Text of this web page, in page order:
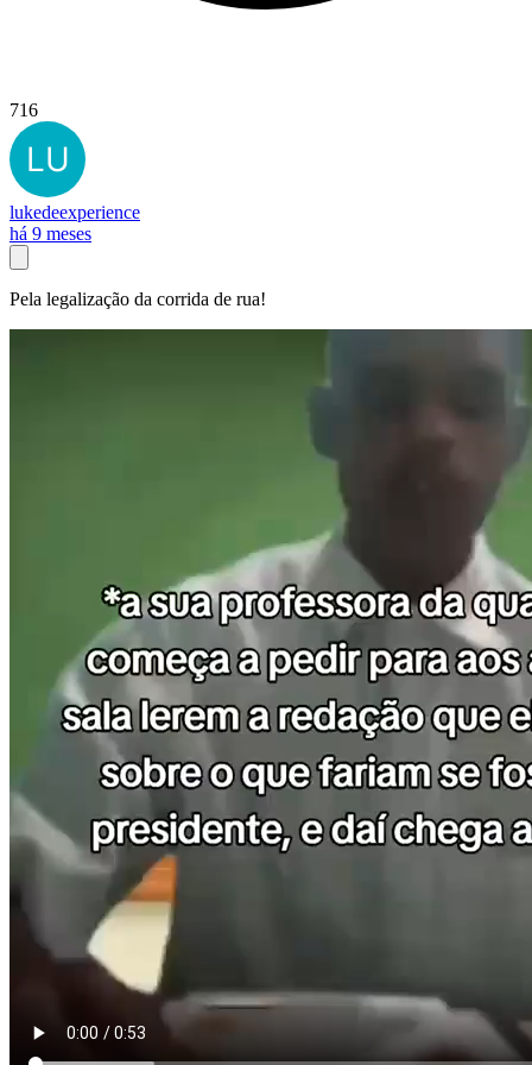
716
lukedeexperience
há 9 meses
Pela legalização da corrida de rua!